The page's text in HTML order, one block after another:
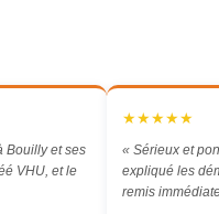
Bouilly et ses
VHU, et le
★★★★★
« Sérieux et
expliqué les
remis